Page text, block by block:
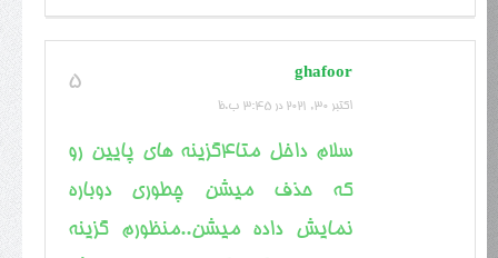
5 ghafoor
اکتبر 30, 2021 در 3:45 ب.ظ
سلام داخل متا4گزینه های پایین رو
که حذف میشن چطوری دوباره
نمایش داده میشن..منظورم گزینه